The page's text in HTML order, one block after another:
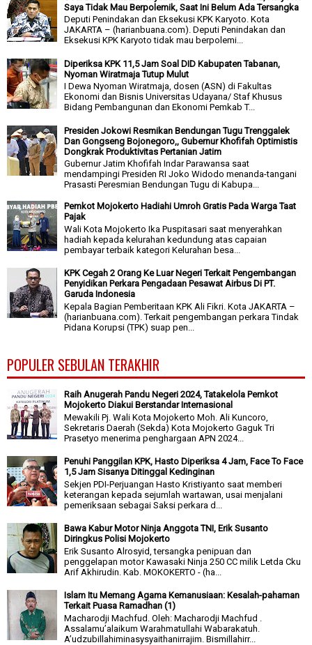
Saya Tidak Mau Berpolemik, Saat Ini Belum Ada Tersangka
Deputi Penindakan dan Eksekusi KPK Karyoto. Kota
JAKARTA – (harianbuana.com). Deputi Penindakan dan
Eksekusi KPK Karyoto tidak mau berpolemi...
Diperiksa KPK 11,5 Jam Soal DID Kabupaten Tabanan,
Nyoman Wiratmaja Tutup Mulut
I Dewa Nyoman Wiratmaja, dosen (ASN) di Fakultas
Ekonomi dan Bisnis Universitas Udayana/ Staf Khusus
Bidang Pembangunan dan Ekonomi Pemkab T...
Presiden Jokowi Resmikan Bendungan Tugu Trenggalek
Dan Gongseng Bojonegoro,, Gubernur Khofifah Optimistis
Dongkrak Produktivitas Pertanian Jatim
Gubernur Jatim Khofifah Indar Parawansa saat
mendampingi Presiden RI Joko Widodo menanda-tangani
Prasasti Peresmian Bendungan Tugu di Kabupa...
Pemkot Mojokerto Hadiahi Umroh Gratis Pada Warga Taat
Pajak
Wali Kota Mojokerto Ika Puspitasari saat menyerahkan
hadiah kepada kelurahan kedundung atas capaian
pembayar terbaik kategori Kelurahan besa...
KPK Cegah 2 Orang Ke Luar Negeri Terkait Pengembangan
Penyidikan Perkara Pengadaan Pesawat Airbus Di PT.
Garuda Indonesia
Kepala Bagian Pemberitaan KPK Ali Fikri. Kota JAKARTA –
(harianbuana.com). Terkait pengembangan perkara Tindak
Pidana Korupsi (TPK) suap pen...
POPULER SEBULAN TERAKHIR
Raih Anugerah Pandu Negeri 2024, Tatakelola Pemkot
Mojokerto Diakui Berstandar Internasional
Mewakili Pj. Wali Kota Mojokerto Moh. Ali Kuncoro,
Sekretaris Daerah (Sekda) Kota Mojokerto Gaguk Tri
Prasetyo menerima penghargaan APN 2024...
Penuhi Panggilan KPK, Hasto Diperiksa 4 Jam, Face To Face
1,5 Jam Sisanya Ditinggal Kedinginan
Sekjen PDI-Perjuangan Hasto Kristiyanto saat memberi
keterangan kepada sejumlah wartawan, usai menjalani
pemeriksaan sebagai Saksi perkara d...
Bawa Kabur Motor Ninja Anggota TNI, Erik Susanto
Diringkus Polisi Mojokerto
Erik Susanto Alrosyid, tersangka penipuan dan
penggelapan motor Kawasaki Ninja 250 CC milik Letda Cku
Arif Akhirudin. Kab. MOKOKERTO - (ha...
Islam Itu Memang Agama Kemanusiaan: Kesalah-pahaman
Terkait Puasa Ramadhan (1)
Macharodji Machfud. Oleh: Macharodji Machfud .
Assalamu’alaikum Warahmatullahi Wabarakatuh.
A’udzubillahiminasysyaithanirrajim. Bismillahirr...